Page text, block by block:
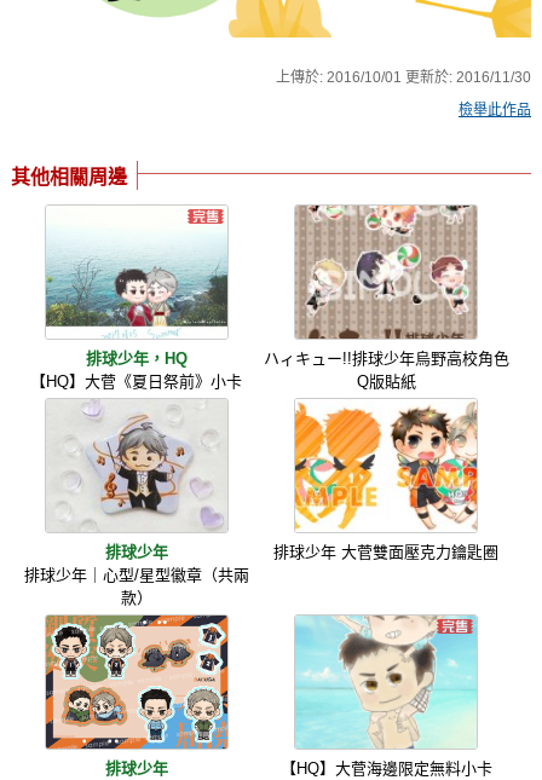
上傳於:2016/10/01 更新於:2016/11/30
檢舉此作品
其他相關周邊
排球少年，HQ
【HQ】大菅《夏日祭前》小卡
ハィキュー!!排球少年烏野高校角色
Q版貼紙
排球少年
排球少年｜心型/星型徽章（共兩
款）
排球少年 大菅雙面壓克力鑰匙圈
排球少年
【HQ】大菅海邊限定無料小卡